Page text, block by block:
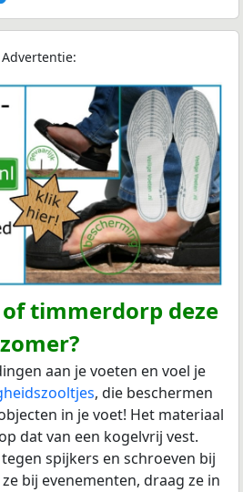
Advertentie:
timmerdorp deze
zomer?
aan je voeten en voel je
, die beschermen
in je voet! Het materiaal
dat van een kogelvrij vest.
spijkers en schroeven bij
bij evenementen, draag ze in